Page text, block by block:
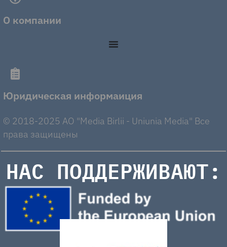
О компании
Юридическая информаиция
© 2018-2025 AO "Media Birlii - Uniunia Media" Все
права защищены
НАС ПОДДЕРЖИВАЮТ: